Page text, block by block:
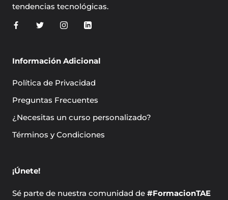
tendencias tecnológicas.
Información Adicional
Política de Privacidad
Preguntas Frecuentes
¿Necesitas un curso personalizado?
Términos y Condiciones
¡Únete!
Sé parte de nuestra comunidad de #FormacionTAE